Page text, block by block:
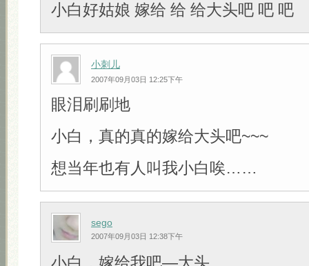
小白好姑娘 嫁给 给 给大头吧 吧 吧
小刺儿
2007年09月03日 12:25下午
眼泪刷刷地
小白，真的真的嫁给大头吧~~~
想当年也有人叫我小白唉……
sego
2007年09月03日 12:38下午